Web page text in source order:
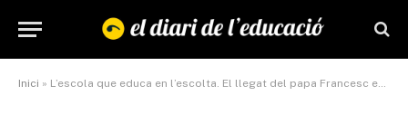
Inici » L’escola que educa en l’escolta. El llegat del papa Francesc en l’àmbit educatiu